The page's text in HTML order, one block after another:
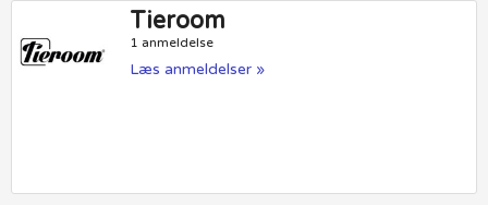
Tieroom
1 anmeldelse
Læs anmeldelser »